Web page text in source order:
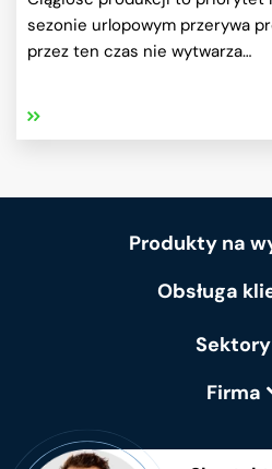
sezonie urlopowym przerywa
przez ten czas nie wytwarza…
Produkty na
Obsługa
Sektory
Firma